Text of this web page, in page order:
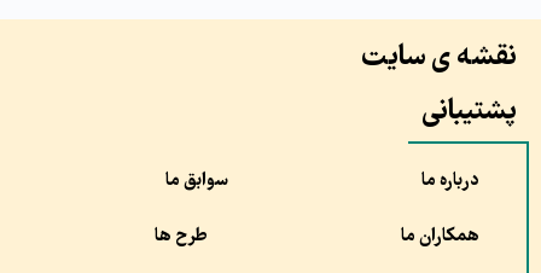
نقشه ی سایت
پشتیبانی
درباره ما سوابق ما
همکاران ما طرح ها